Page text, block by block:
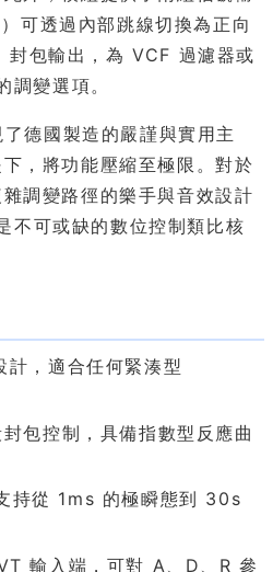
可透過內部跳線切換為正向
包輸出，為 VCF 過濾器或
變選項。
德國製造的嚴謹與實用主
，將功能壓縮至極限。對於
調變路徑的樂手與音效設計
可或缺的數位控制類比核
，適合任何緊湊型
包控制，具備指數型反應曲
持從 1ms 的極瞬態到 30s
輸入端，可對 A、D、R 參